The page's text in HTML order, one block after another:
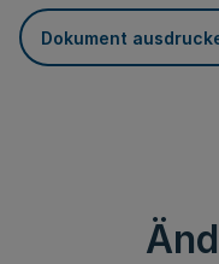
Dokument